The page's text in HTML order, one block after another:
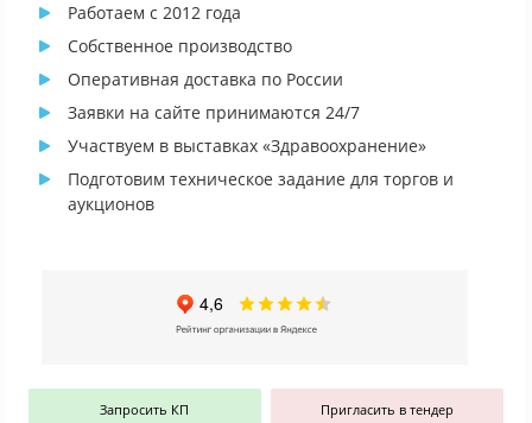
Работаем с 2012 года
Собственное производство
Оперативная доставка по России
Заявки на сайте принимаются 24/7
Участвуем в выставках «Здравоохранение»
Подготовим техническое задание для торгов и
аукционов
Запросить КП Пригласить в тендер